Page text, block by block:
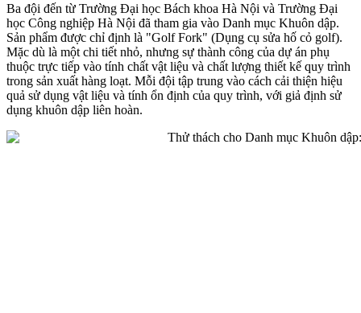
Ba đội đến từ Trường Đại học Bách khoa Hà Nội và Trường Đại
học Công nghiệp Hà Nội đã tham gia vào Danh mục Khuôn dập.
Sản phẩm được chỉ định là "Golf Fork" (Dụng cụ sửa hố cỏ golf).
Mặc dù là một chi tiết nhỏ, nhưng sự thành công của dự án phụ
thuộc trực tiếp vào tính chất vật liệu và chất lượng thiết kế quy trình
trong sản xuất hàng loạt. Mỗi đội tập trung vào cách cải thiện hiệu
quả sử dụng vật liệu và tính ổn định của quy trình, với giả định sử
dụng khuôn dập liên hoàn.